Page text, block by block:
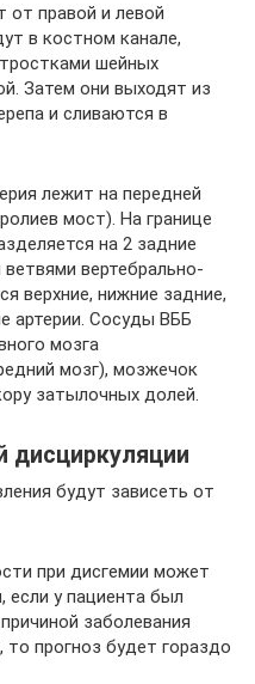
от правой и левой
в костном канале,
шейных
Затем они выходят из
и сливаются в
лежит на передней
мост). На границе
на 2 задние
вертебрально-
верхние, нижние задние,
артерии. Сосуды ВББ
мозга
мозг), мозжечок
затылочных долей.
дисциркуляции
будут зависеть от
при дисгемии может
у пациента был
заболевания
то прогноз будет гораздо